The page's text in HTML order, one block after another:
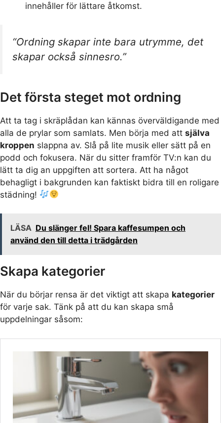
innehåller för lättare åtkomst.
“Ordning skapar inte bara utrymme, det
skapar också sinnesro.”
Det första steget mot ordning
Att ta tag i skräplådan kan kännas överväldigande med
alla de prylar som samlats. Men börja med att själva
kroppen slappna av. Slå på lite musik eller sätt på en
podd och fokusera. När du sitter framför TV:n kan du
lätt ta dig an uppgiften att sortera. Att ha något
behagligt i bakgrunden kan faktiskt bidra till en roligare
städning!
LÄSA Du slänger fel! Spara kaffesumpen och
använd den till detta i trädgården
Skapa kategorier
När du börjar rensa är det viktigt att skapa kategorier
för varje sak. Tänk på att du kan skapa små
uppdelningar såsom: